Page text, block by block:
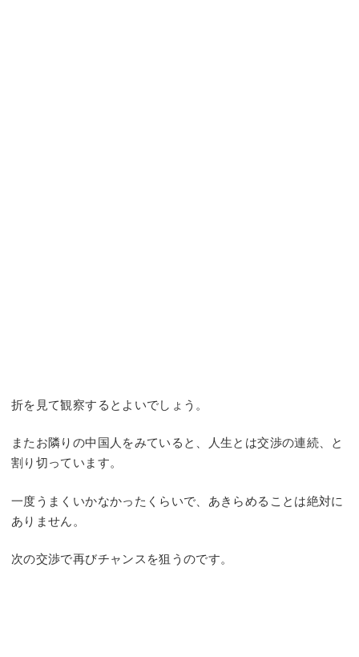
折を見て観察するとよいでしょう。
またお隣りの中国人をみていると、人生とは交渉の連続、と
割り切っています。
一度うまくいかなかったくらいで、あきらめることは絶対に
ありません。
次の交渉で再びチャンスを狙うのです。